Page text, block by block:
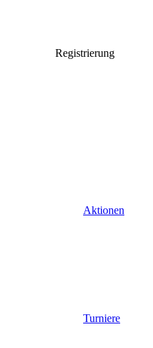
Registrierung
Aktionen
Turniere